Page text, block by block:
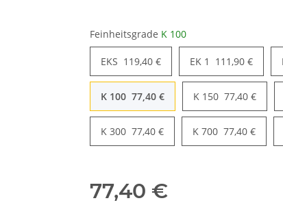
Feinheitsgrade K 100
EKS 119,40 € EK 1 111,90 €
K 100 77,40 € K 150 77,40 €
K 300 77,40 € K 700 77,40 €
77,40 €